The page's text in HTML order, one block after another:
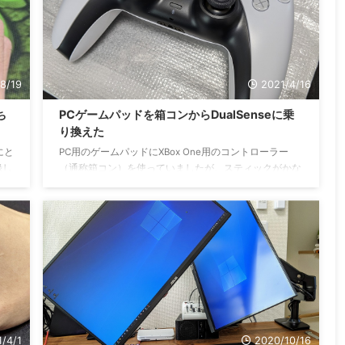
などPD対応のスマートフォンへのフルスピード充電も
可能です ...
19
と
と
2021/4/16
PCゲームパッドを箱コンからDualSenseに乗
り換えた
PC用のゲームパッドにXBox One用のコントローラー
（通称箱コン）を使っていましたが、スティックがかな
ていました。そこでPS5コントローラー（DualSense）
をPC用ゲームパッドとして新調することにしました。
パッケージ外観 DualSense Wireless Controllerパッケー
ジ外観。箱がもうすでにカッコいい。 パッケージ裏
側。「より感じるゲーム体験を」の表題がありハプティ
ックフィードバック、アダプティブトリガー、内蔵マイ
4/1 2020/10/16